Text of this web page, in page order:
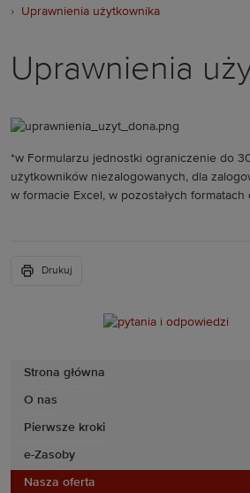
Strona główna
O nas
Pierwsze kroki
e-Zasoby
Nasza oferta
Uprawnienia użytkownika
Uprawnienia
*w Formularzu jednostki ograniczenie do
użytkowników niezalogowanych, dla
w formacie Excel, w pozostałych
Drukuj